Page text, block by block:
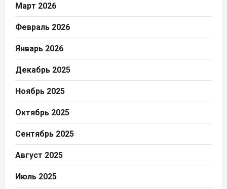
Март 2026
Февраль 2026
Январь 2026
Декабрь 2025
Ноябрь 2025
Октябрь 2025
Сентябрь 2025
Август 2025
Июль 2025